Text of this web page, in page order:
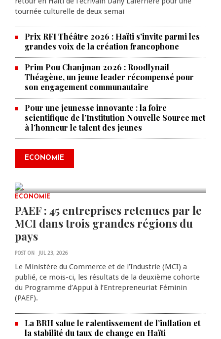
tournée culturelle de deux semai
Prix RFI Théâtre 2026 : Haïti s’invite parmi les
grandes voix de la création francophone
Prim Pou Chanjman 2026 : Roodlynail
Théagène, un jeune leader récompensé pour
son engagement communautaire
Pour une jeunesse innovante : la foire
scientifique de l’Institution Nouvelle Source met
à l’honneur le talent des jeunes
ECONOMIE
0 COMMENTS
Produire le savoir pour
transformer Haïti : BRH lance la
2ᵉ édition de ses Journées
scientifiques
ECONOMIE
PAEF : 45 entreprises retenues par le
MCI dans trois grandes régions du
pays
POST ON JUL 23, 2026
Le Ministère du Commerce et de l’Industrie (MCI) a
publié, ce mois-ci, les résultats de la deuxième cohorte
du Programme d’Appui à l’Entrepreneuriat Féminin
(PAEF).
La BRH salue le ralentissement de l’inflation et
la stabilité du taux de change en Haïti